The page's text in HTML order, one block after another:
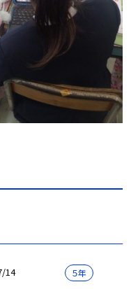
14 ５年